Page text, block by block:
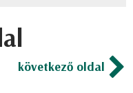
következő oldal